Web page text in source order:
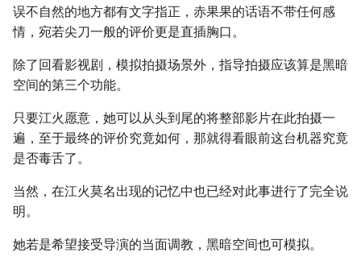
误不自然的地方都有文字指正，赤果果的话语不带任何感
情，宛若尖刀一般的评价更是直插胸口。
除了回看影视剧，模拟拍摄场景外，指导拍摄应该算是黑暗
空间的第三个功能。
只要江火愿意，她可以从头到尾的将整部影片在此拍摄一
遍，至于最终的评价究竟如何，那就得看眼前这台机器究竟
是否毒舌了。
当然，在江火莫名出现的记忆中也已经对此事进行了完全说
明。
她若是希望接受导演的当面调教，黑暗空间也可模拟。